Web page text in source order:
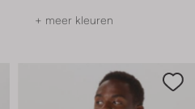
+ meer kleuren